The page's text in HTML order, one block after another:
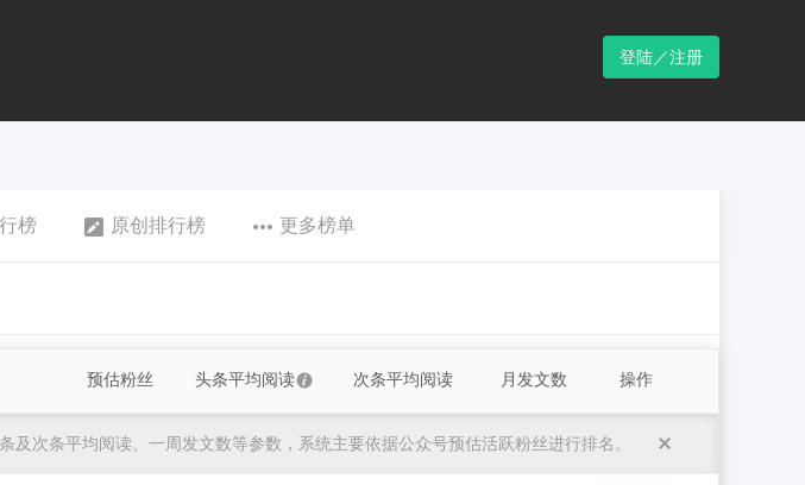
登陆／注册
榜 原创排行榜 更多榜单
预估粉丝 头条平均阅读 次条平均阅读 月发文数 操作
次条平均阅读、一周发文数等参数，系统主要依据公众号预估活跃粉丝进行排名。